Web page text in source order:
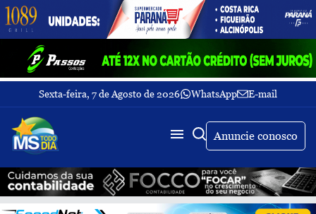
Sexta-feira, 7 de Agosto de 2026 WhatsApp E-mail
Fechar Menu
Últimas
notícias
Galeria
de
fotos
Anuncie conosco
Buscar